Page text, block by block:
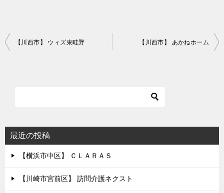
投
シ
ョ
【川西市】 ウィズ東畦野 【川西市】 あかねホーム
最近の投稿
【横浜市中区】 ＣＬＡＲＡＳ
【川崎市宮前区】 訪問介護ネクスト